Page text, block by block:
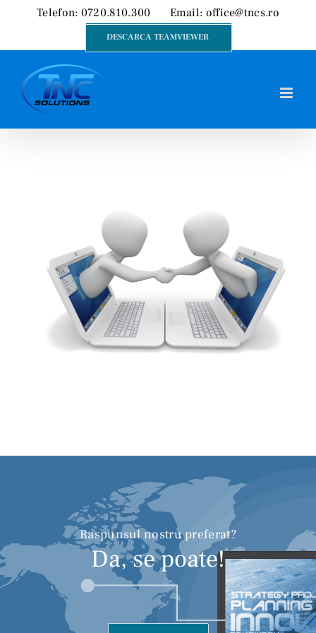
content
Telefon: 0720.810.300 Email: office@tncs.ro
DESCARCA TEAMVIEWER
Raspunsul nostru preferat?
Da, se poate!